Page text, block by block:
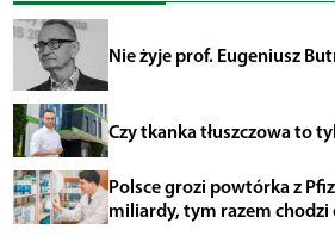
Nie żyje prof. Eugeniusz
Czy tkanka tłuszczowa to
Polsce grozi powtórka z
miliardy, tym razem chodzi